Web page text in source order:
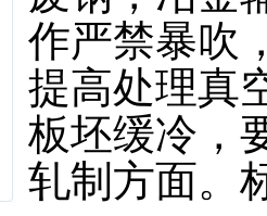
作严禁暴吹
提高处理真
板坯缓冷，
轧制方面。